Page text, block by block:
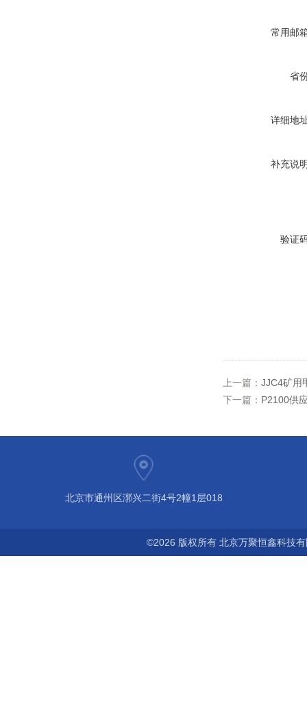
常用邮
省
详细地
补充说
验证
上一篇： JJC4矿用
下一篇： P2100供
北京市通州区漷兴二街4号2幢1层018
©2026 版权所有 北京万聚恒鑫科技